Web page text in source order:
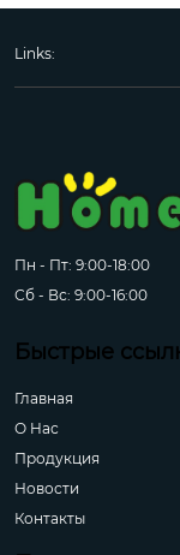
Links:
Пн - Пт: 9:00-18:00
Сб - Вс: 9:00-16:00
Быстрые
Главная
О Hас
Продукция
Новости
Контакты